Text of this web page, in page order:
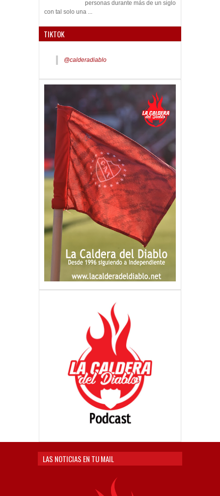
personas durante más de un siglo
con tal solo una ...
TIKTOK
@calderadiablo
LAS NOTICIAS EN TU MAIL